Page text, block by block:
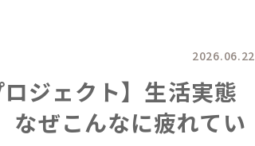
2026.06.22
ロジェクト】生活実態
なぜこんなに疲れてい